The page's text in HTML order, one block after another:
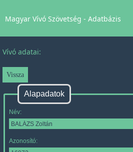
Magyar Vívó Szövetség - Adatbázis
Vívó adatai:
Alapadatok
Név:
Azonosító: